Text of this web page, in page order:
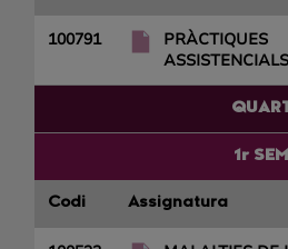
100791
PRÀCTIQUES
1r
Codi Assignatura